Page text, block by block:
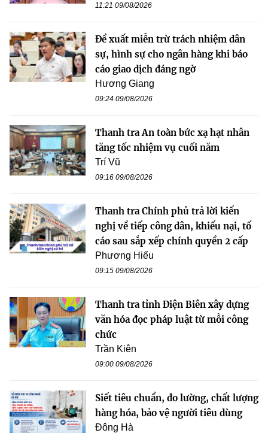
11:21 09/08/2026
Đề xuất miễn trừ trách nhiệm dân
sự, hình sự cho ngân hàng khi báo
cáo giao dịch đáng ngờ
Hương Giang
09:24 09/08/2026
Thanh tra An toàn bức xạ hạt nhân
tăng tốc nhiệm vụ cuối năm
Trí Vũ
09:16 09/08/2026
Thanh tra Chính phủ trả lời kiến
nghị về tiếp công dân, khiếu nại, tố
cáo sau sắp xếp chính quyền 2 cấp
Phương Hiếu
09:15 09/08/2026
Thanh tra tỉnh Điện Biên xây dựng
văn hóa đọc pháp luật từ mỗi công
chức
Trần Kiên
09:00 09/08/2026
Siết tiêu chuẩn, đo lường, chất lượng
hàng hóa, bảo vệ người tiêu dùng
Đông Hà